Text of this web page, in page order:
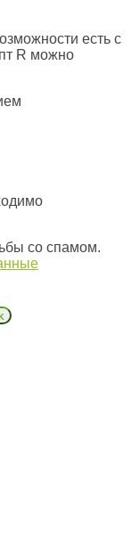
есть с
R можно
со спамом.